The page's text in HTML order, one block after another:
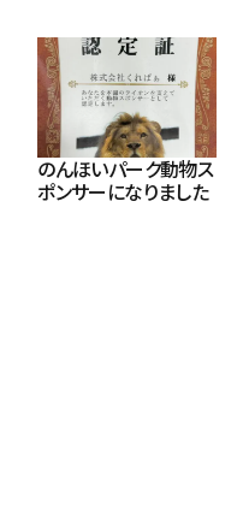
のんほいパーク動物ス
ポンサーになりました